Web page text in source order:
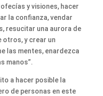
y visiones, hacer
la confianza, vendar
resucitar una aurora de
otros, y crear un
las mentes, enardezca
manos”.
a hacer posible la
de personas en este